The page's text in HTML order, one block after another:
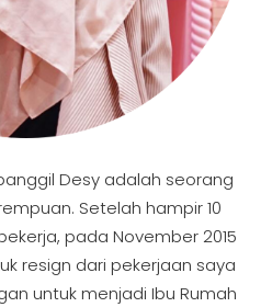
Desy adalah seorang
Setelah hampir 10
pada November 2015
resign dari pekerjaan saya
untuk menjadi Ibu Rumah